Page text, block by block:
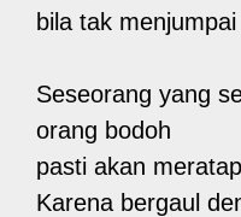
bila tak
Seseorang yang
orang bodoh
pasti akan
Karena bergaul